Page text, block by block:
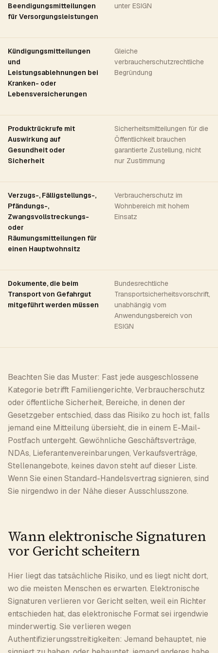
Beendigungsmitteilungen
für Versorgungsleistungen
unter ESIGN
Kündigungsmitteilungen
und
Leistungsablehnungen bei
Kranken- oder
Lebensversicherungen
Gleiche
verbraucherschutzrechtliche
Begründung
Produktrückrufe mit
Auswirkung auf
Gesundheit oder
Sicherheit
Sicherheitsmitteilungen für die
Öffentlichkeit brauchen
garantierte Zustellung, nicht
nur Zustimmung
Verzugs-, Fälligstellungs-,
Pfändungs-,
Zwangsvollstreckungs-
oder
Räumungsmitteilungen für
einen Hauptwohnsitz
Verbraucherschutz im
Wohnbereich mit hohem
Einsatz
Dokumente, die beim
Transport von Gefahrgut
mitgeführt werden müssen
Bundesrechtliche
Transportsicherheitsvorschrift,
unabhängig vom
Anwendungsbereich von
ESIGN
Beachten Sie das Muster: Fast jede ausgeschlossene
Kategorie betrifft Familiengerichte, Verbraucherschutz
oder öffentliche Sicherheit, Bereiche, in denen der
Gesetzgeber entschied, dass das Risiko zu hoch ist, falls
jemand eine Mitteilung übersieht, die in einem E-Mail-
Postfach untergeht. Gewöhnliche Geschäftsverträge,
NDAs, Lieferantenvereinbarungen, Verkaufsverträge,
Stellenangebote, keines davon steht auf dieser Liste.
Wenn Sie einen Standard-Handelsvertrag signieren, sind
Sie nirgendwo in der Nähe dieser Ausschlusszone.
Wann elektronische Signaturen
vor Gericht scheitern
Hier liegt das tatsächliche Risiko, und es liegt nicht dort,
wo die meisten Menschen es erwarten. Elektronische
Signaturen verlieren vor Gericht selten, weil ein Richter
entschieden hat, das elektronische Format sei irgendwie
minderwertig. Sie verlieren wegen
Authentifizierungsstreitigkeiten: Jemand behauptet, nie